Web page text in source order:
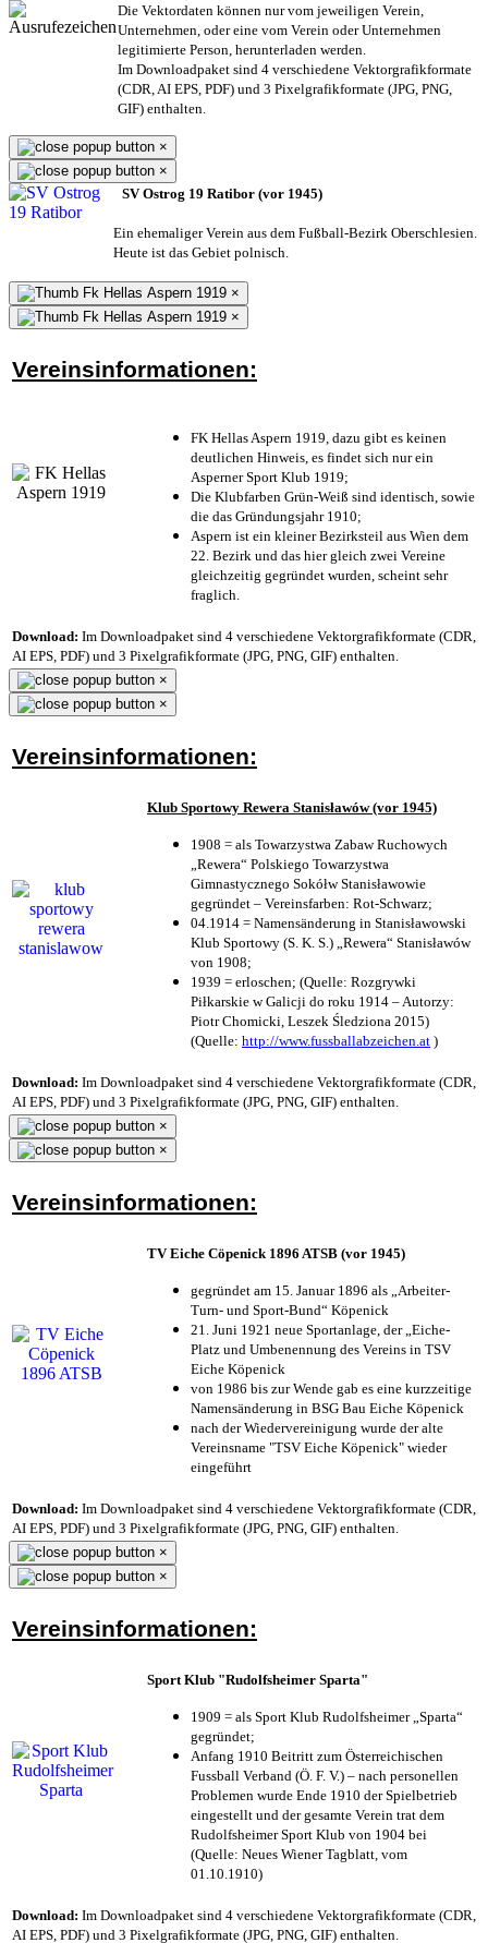
Die Vektordaten können nur vom jeweiligen Verein,
Unternehmen, oder eine vom Verein oder Unternehmen
legitimierte Person, herunterladen werden.
Im Downloadpaket sind 4 verschiedene Vektorgrafikformate
(CDR, AI EPS, PDF) und 3 Pixelgrafikformate (JPG, PNG,
GIF) enthalten.
×
×
SV Ostrog 19 Ratibor (vor 1945)
Ein ehemaliger Verein aus dem Fußball-Bezirk Oberschlesien.
Heute ist das Gebiet polnisch.
×
×
Vereinsinformationen:
FK Hellas Aspern 1919, dazu gibt es keinen
deutlichen Hinweis, es findet sich nur ein
Asperner Sport Klub 1919;
Die Klubfarben Grün-Weiß sind identisch, sowie
die das Gründungsjahr 1910;
Aspern ist ein kleiner Bezirksteil aus Wien dem
22. Bezirk und das hier gleich zwei Vereine
gleichzeitig gegründet wurden, scheint sehr
fraglich.
Download: Im Downloadpaket sind 4 verschiedene Vektorgrafikformate (CDR,
AI EPS, PDF) und 3 Pixelgrafikformate (JPG, PNG, GIF) enthalten.
×
×
Vereinsinformationen:
Klub Sportowy Rewera Stanisławów (vor 1945)
1908 = als Towarzystwa Zabaw Ruchowych
„Rewera“ Polskiego Towarzystwa
Gimnastycznego Sokółw Stanisławowie
gegründet – Vereinsfarben: Rot-Schwarz;
04.1914 = Namensänderung in Stanisławowski
Klub Sportowy (S. K. S.) „Rewera“ Stanisławów
von 1908;
1939 = erloschen; (Quelle: Rozgrywki
Piłkarskie w Galicji do roku 1914 – Autorzy:
Piotr Chomicki, Leszek Śledziona 2015)
(Quelle: http://www.fussballabzeichen.at )
Download: Im Downloadpaket sind 4 verschiedene Vektorgrafikformate (CDR,
AI EPS, PDF) und 3 Pixelgrafikformate (JPG, PNG, GIF) enthalten.
×
×
Vereinsinformationen:
TV Eiche Cöpenick 1896 ATSB (vor 1945)
gegründet am 15. Januar 1896 als „Arbeiter-
Turn- und Sport-Bund“ Köpenick
21. Juni 1921 neue Sportanlage, der „Eiche-
Platz und Umbenennung des Vereins in TSV
Eiche Köpenick
von 1986 bis zur Wende gab es eine kurzzeitige
Namensänderung in BSG Bau Eiche Köpenick
nach der Wiedervereinigung wurde der alte
Vereinsname "TSV Eiche Köpenick" wieder
eingeführt
Download: Im Downloadpaket sind 4 verschiedene Vektorgrafikformate (CDR,
AI EPS, PDF) und 3 Pixelgrafikformate (JPG, PNG, GIF) enthalten.
×
×
Vereinsinformationen:
Sport Klub "Rudolfsheimer Sparta"
1909 = als Sport Klub Rudolfsheimer „Sparta“
gegründet;
Anfang 1910 Beitritt zum Österreichischen
Fussball Verband (Ö. F. V.) – nach personellen
Problemen wurde Ende 1910 der Spielbetrieb
eingestellt und der gesamte Verein trat dem
Rudolfsheimer Sport Klub von 1904 bei
(Quelle: Neues Wiener Tagblatt, vom
01.10.1910)
Download: Im Downloadpaket sind 4 verschiedene Vektorgrafikformate (CDR,
AI EPS, PDF) und 3 Pixelgrafikformate (JPG, PNG, GIF) enthalten.